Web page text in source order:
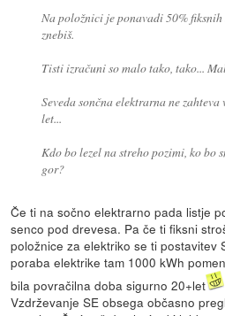
Na položnici je ponavadi 50% fiksnih
znebiš.
Tisti izračuni so malo tako, tako...
Seveda sončna elektrarna ne
let...
Kdo bo lezel na streho pozimi, ko bo
gor?
Če ti na sočno elektrarno pada listje
senco pod drevesa. Pa če ti fiksni
položnice za elektriko se ti postavitev
poraba elektrike tam 1000 kWh
bila povračilna doba sigurno 20+let
Vzdrževanje SE obsega občasno